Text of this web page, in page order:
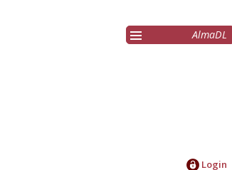
AlmaDL
Login